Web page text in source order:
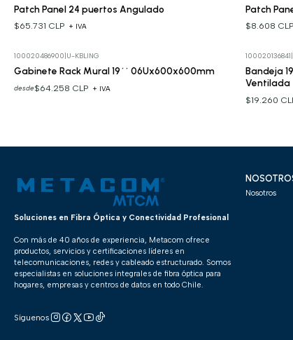
Patch Panel 24 puertos Angulado
$65.731 CLP + IVA
Patch
$8.608 CLP
100020486900 U-KBLING
Gabinete Rack Mural 19´´ 06Ux600x600mm
desde$64.258 CLP + IVA
100020136841
Bandeja
Ventilada
$19.260
Soluciones en Fibra Óptica y Conectividad Profesional
Con más de 40 años de experiencia, Metacom ofrece
productos, servicios y certificaciones líderes en
telecomunicaciones, redes y cableado estructurado. Somos
especialistas en soluciones integrales de fibra óptica para
hogares, empresas y centros de datos en todo Chile.
Síguenos
Nosotros